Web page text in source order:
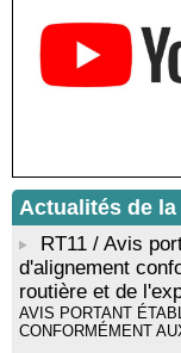
livre « La ballade
Santa Lucia di Tallà
Mise en musique
musicienne
rythmique et
! Événement
par Alexandre
Tallà
Actualités de
RT11 / Avis
d'alignement
routière et de
AVIS PORTANT
CONFORMÉMENT